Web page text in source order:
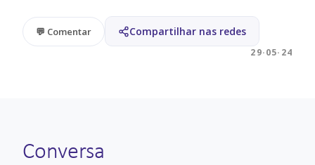
💬 Comentar Compartilhar nas redes
29·05·24
Conversa